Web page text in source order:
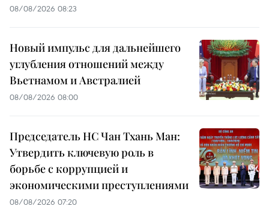
08/08/2026 08:23
Новый импульс для дальнейшего
углубления отношений между
Вьетнамом и Австралией
08/08/2026 08:00
Председатель НС Чан Тхань Ман:
Утвердить ключевую роль в
борьбе с коррупцией и
экономическими преступлениями
08/08/2026 07:20